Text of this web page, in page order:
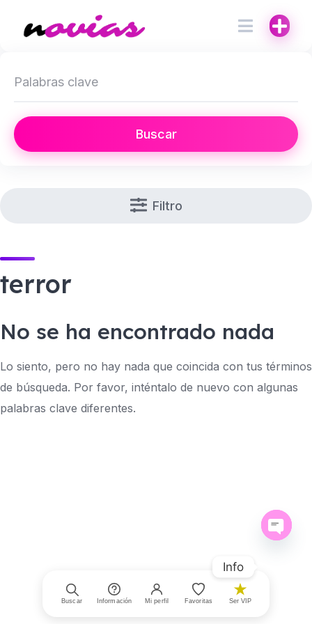
Buscar
Filtro
terror
No se ha encontrado nada
Lo siento, pero no hay nada que coincida con tus términos
de búsqueda. Por favor, inténtalo de nuevo con algunas
palabras clave diferentes.
Buscar Información Mi perfil Favoritas Ser VIP
Info